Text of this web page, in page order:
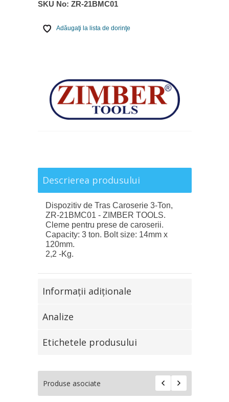
SKU No: ZR-21BMC01
Adăugaţi la lista de dorinţe
Descrierea produsului
Dispozitiv de Tras Caroserie 3-Ton,
ZR-21BMC01 - ZIMBER TOOLS.
Cleme pentru prese de caroserii.
Capacity: 3 ton. Bolt size: 14mm x
120mm.
2,2 -Kg.
Informaţii adiţionale
Analize
Etichetele produsului
Produse asociate